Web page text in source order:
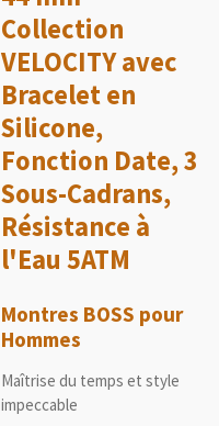
Collection
VELOCITY avec
Bracelet en
Silicone,
Fonction Date, 3
Sous-Cadrans,
Résistance à
l'Eau 5ATM
Montres BOSS pour
Hommes
Maîtrise du temps et style
impeccable